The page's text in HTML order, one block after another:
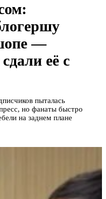
—
её с
пыталась
но фанаты быстро
на заднем плане